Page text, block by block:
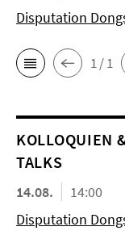
Disputation
1 / 1
KOL­LO­QUIEN
TALKS
14.08.
14:00
Disputation